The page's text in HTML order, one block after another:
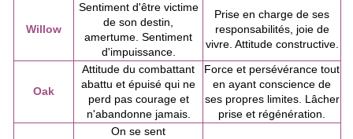
Willow
Sentiment d'être victime
de son destin,
amertume. Sentiment
d'impuissance.
Prise en charge de ses
responsabilités, joie de
vivre. Attitude constructive.
Oak
Attitude du combattant
abattu et épuisé qui ne
perd pas courage et
n'abandonne jamais.
Force et persévérance tout
en ayant conscience de
ses propres limites. Lâcher
prise et régénération.
On se sent